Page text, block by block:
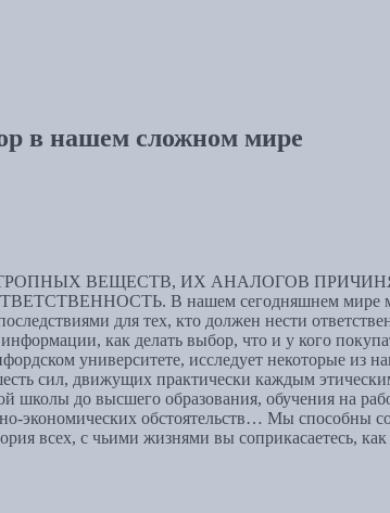
в нашем сложном мире
ВЕЩЕСТВ, ИХ АНАЛОГОВ
В нашем сегодняшнем мире
для тех, кто должен нести
как делать выбор, что и у кого
университете, исследует некоторые из
сил, движущих практически каждым
школы до высшего образования, обучения на
экономических обстоятельств… Мы способны
всех, с чьими жизнями вы соприкасаетесь,